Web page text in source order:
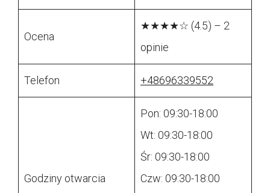
Ocena
★★★★☆ (4.5) – 2
opinie
Telefon +48696339552
Godziny otwarcia
Pon: 09:30-18:00
Wt: 09:30-18:00
Śr: 09:30-18:00
Czw: 09:30-18:00